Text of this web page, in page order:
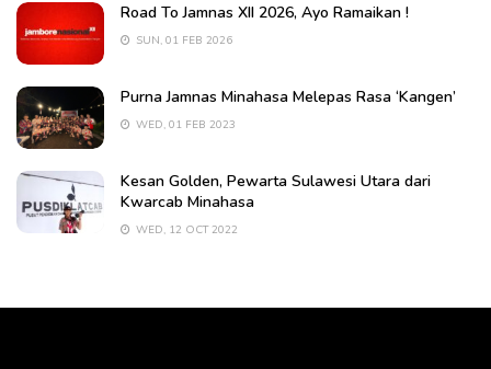
Road To Jamnas XII 2026, Ayo Ramaikan !
SUN, 01 FEB 2026
Purna Jamnas Minahasa Melepas Rasa ‘Kangen’
WED, 01 FEB 2023
Kesan Golden, Pewarta Sulawesi Utara dari
Kwarcab Minahasa
WED, 12 OCT 2022